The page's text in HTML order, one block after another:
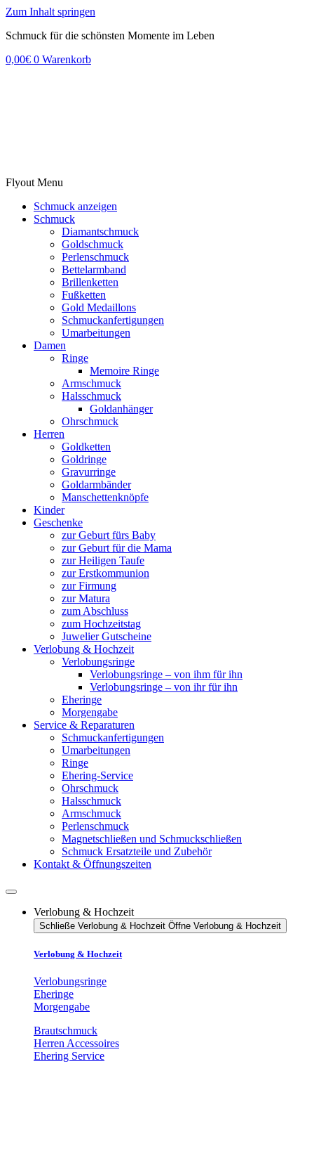
Zum Inhalt springen
Schmuck für die schönsten Momente im Leben
0,00€ 0 Warenkorb
Flyout Menu
Schmuck anzeigen
Schmuck
Diamantschmuck
Goldschmuck
Perlenschmuck
Bettelarmband
Brillenketten
Fußketten
Gold Medaillons
Schmuckanfertigungen
Umarbeitungen
Damen
Ringe
Memoire Ringe
Armschmuck
Halsschmuck
Goldanhänger
Ohrschmuck
Herren
Goldketten
Goldringe
Gravurringe
Goldarmbänder
Manschettenknöpfe
Kinder
Geschenke
zur Geburt fürs Baby
zur Geburt für die Mama
zur Heiligen Taufe
zur Erstkommunion
zur Firmung
zur Matura
zum Abschluss
zum Hochzeitstag
Juwelier Gutscheine
Verlobung & Hochzeit
Verlobungsringe
Verlobungsringe – von ihm für ihn
Verlobungsringe – von ihr für ihn
Eheringe
Morgengabe
Service & Reparaturen
Schmuckanfertigungen
Umarbeitungen
Ringe
Ehering-Service
Ohrschmuck
Halsschmuck
Armschmuck
Perlenschmuck
Magnetschließen und Schmuckschließen
Schmuck Ersatzteile und Zubehör
Kontakt & Öffnungszeiten
Verlobung & Hochzeit
Schließe Verlobung & Hochzeit Öffne Verlobung & Hochzeit
Verlobung & Hochzeit
Verlobungsringe
Eheringe
Morgengabe
Brautschmuck
Herren Accessoires
Ehering Service